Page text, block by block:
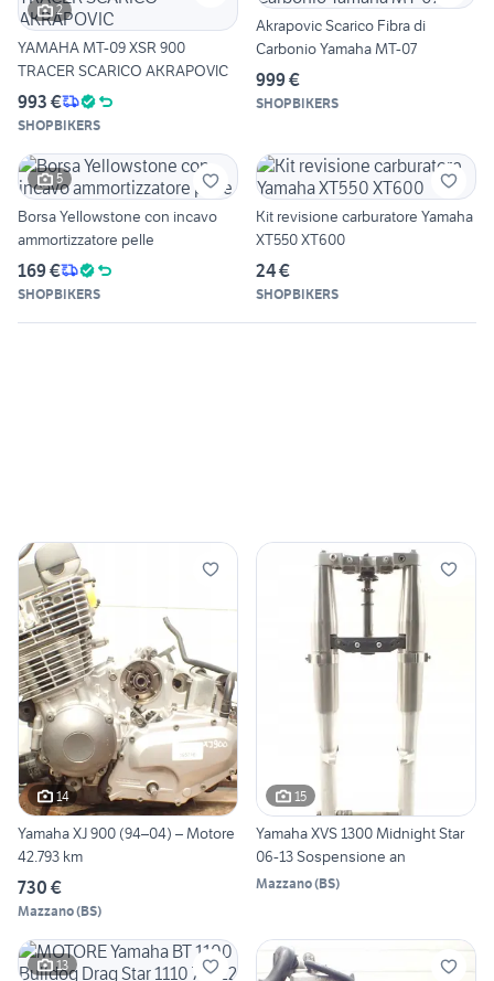
2
YAMAHA MT-09 XSR 900
TRACER SCARICO AKRAPOVIC
993 €
SHOPBIKERS
Akrapovic Scarico Fibra di
Carbonio Yamaha MT-07
999 €
SHOPBIKERS
5
Borsa Yellowstone con incavo
ammortizzatore pelle
169 €
SHOPBIKERS
Kit revisione carburatore Yamaha
XT550 XT600
24 €
SHOPBIKERS
14
Yamaha XJ 900 (94–04) – Motore
42.793 km
730 €
Mazzano(BS)
15
Yamaha XVS 1300 Midnight Star
06-13 Sospensione an
Mazzano(BS)
13